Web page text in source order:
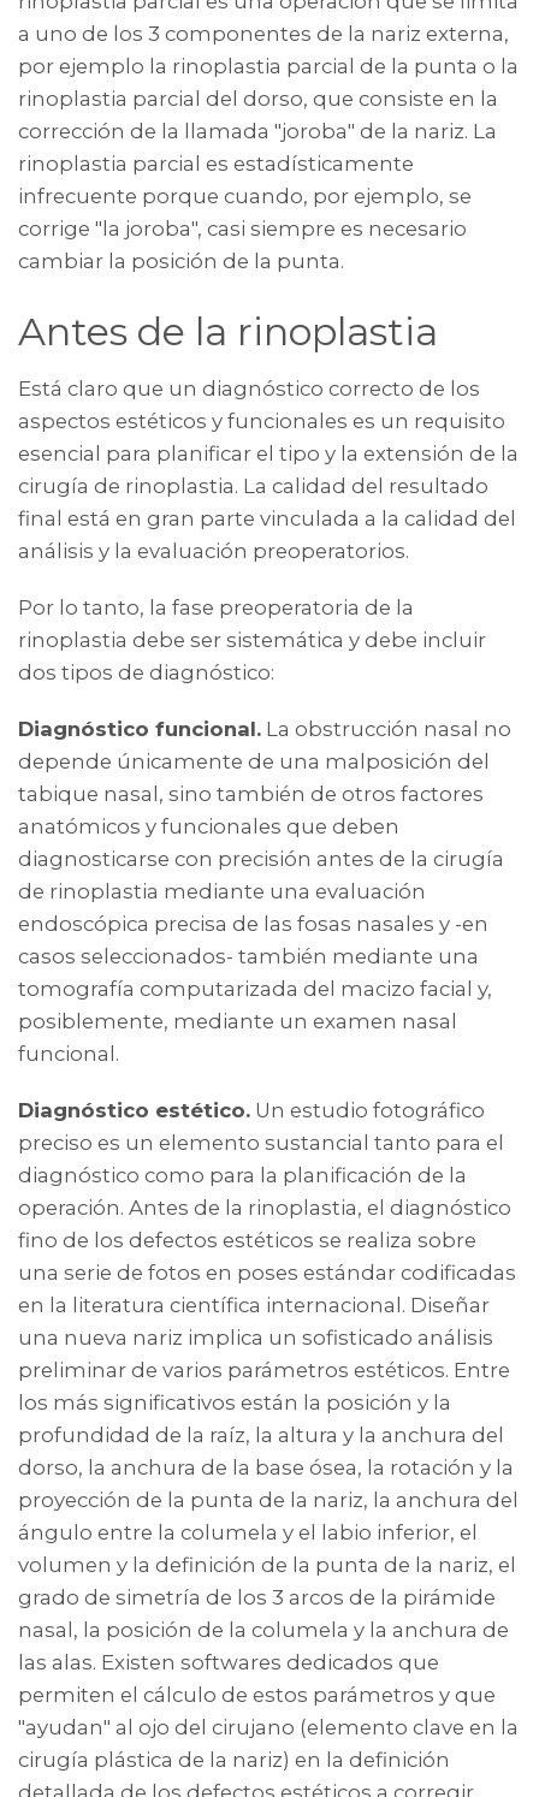
a uno de los 3 componentes de la nariz externa,
por ejemplo la rinoplastia parcial de la punta o la
rinoplastia parcial del dorso, que consiste en la
corrección de la llamada "joroba" de la nariz. La
rinoplastia parcial es estadísticamente
infrecuente porque cuando, por ejemplo, se
corrige "la joroba", casi siempre es necesario
cambiar la posición de la punta.
Antes de la rinoplastia
Está claro que un diagnóstico correcto de los
aspectos estéticos y funcionales es un requisito
esencial para planificar el tipo y la extensión de la
cirugía de rinoplastia. La calidad del resultado
final está en gran parte vinculada a la calidad del
análisis y la evaluación preoperatorios.
Por lo tanto, la fase preoperatoria de la
rinoplastia debe ser sistemática y debe incluir
dos tipos de diagnóstico:
Diagnóstico funcional. La obstrucción nasal no
depende únicamente de una malposición del
tabique nasal, sino también de otros factores
anatómicos y funcionales que deben
diagnosticarse con precisión antes de la cirugía
de rinoplastia mediante una evaluación
endoscópica precisa de las fosas nasales y -en
casos seleccionados- también mediante una
tomografía computarizada del macizo facial y,
posiblemente, mediante un examen nasal
funcional.
Diagnóstico estético. Un estudio fotográfico
preciso es un elemento sustancial tanto para el
diagnóstico como para la planificación de la
operación. Antes de la rinoplastia, el diagnóstico
fino de los defectos estéticos se realiza sobre
una serie de fotos en poses estándar codificadas
en la literatura científica internacional. Diseñar
una nueva nariz implica un sofisticado análisis
preliminar de varios parámetros estéticos. Entre
los más significativos están la posición y la
profundidad de la raíz, la altura y la anchura del
dorso, la anchura de la base ósea, la rotación y la
proyección de la punta de la nariz, la anchura del
ángulo entre la columela y el labio inferior, el
volumen y la definición de la punta de la nariz, el
grado de simetría de los 3 arcos de la pirámide
nasal, la posición de la columela y la anchura de
las alas. Existen softwares dedicados que
permiten el cálculo de estos parámetros y que
"ayudan" al ojo del cirujano (elemento clave en la
cirugía plástica de la nariz) en la definición